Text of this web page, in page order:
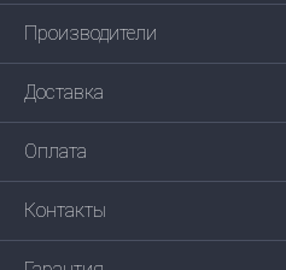
Производители
Доставка
Оплата
Контакты